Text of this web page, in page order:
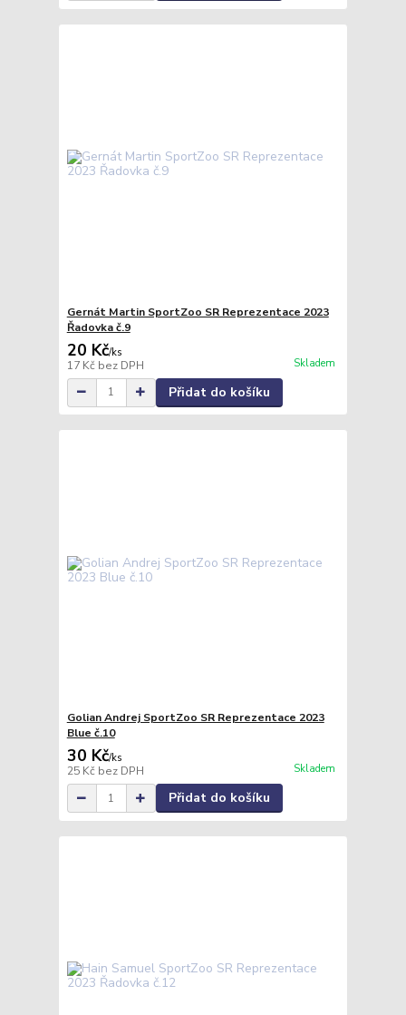
Gernát Martin SportZoo SR Reprezentace 2023
Řadovka č.9
20 Kč/ks
17 Kč bez DPH Skladem
Přidat do košíku
Golian Andrej SportZoo SR Reprezentace 2023
Blue č.10
30 Kč/ks
25 Kč bez DPH Skladem
Přidat do košíku